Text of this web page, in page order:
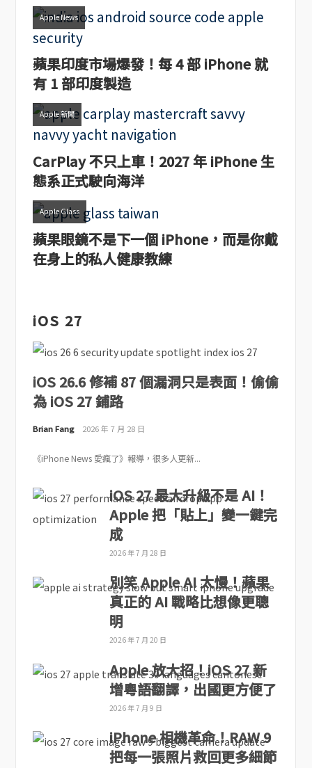
Apple News
蘋果印度市場爆發！每 4 部 iPhone 就
有 1 部印度製造
Apple 新聞
CarPlay 不只上車！2027 年 iPhone 生
態系正式駛向海洋
Apple Glass
蘋果眼鏡不是下一個 iPhone，而是你戴
在身上的私人健康教練
iOS 27
iOS 26.6 修補 87 個漏洞只是表面！偷偷
為 iOS 27 鋪路
Brian Fang 2026 年 7 月 28 日
《iPhone News 愛瘋了》報導，很多人更新...
iOS 27 最大升級不是 AI！
Apple 把「貼上」變一鍵完
成
2026 年 7 月 28 日
別笑 Apple AI 太慢！蘋果
真正的 AI 戰略比想像更聰
明
2026 年 7 月 20 日
Apple 放大招！iOS 27 新
增粵語翻譯，出國更方便了
2026 年 7 月 9 日
iPhone 相機革命！RAW 9
把每一張照片救回更多細節